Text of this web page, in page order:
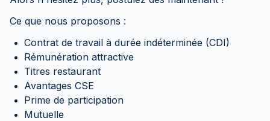
Ce que nous proposons :
Contrat de travail à durée indéterminée (CDI)
Rémunération attractive
Titres restaurant
Avantages CSE
Prime de participation
Mutuelle